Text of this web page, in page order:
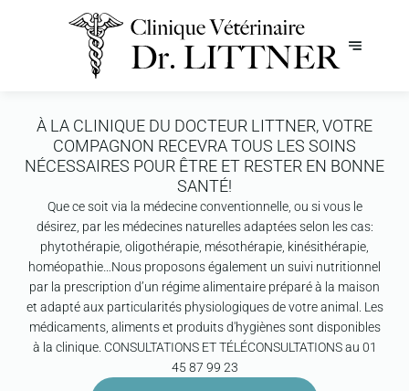
À LA CLINIQUE DU DOCTEUR LITTNER, VOTRE
COMPAGNON RECEVRA TOUS LES SOINS
NÉCESSAIRES POUR ÊTRE ET RESTER EN BONNE
SANTÉ!
Que ce soit via la médecine conventionnelle, ou si vous le
désirez, par les médecines naturelles adaptées selon les cas:
phytothérapie, oligothérapie, mésothérapie, kinésithérapie,
homéopathie…Nous proposons également un suivi nutritionnel
par la prescription d’un régime alimentaire préparé à la maison
et adapté aux particularités physiologiques de votre animal. Les
médicaments, aliments et produits d'hygiènes sont disponibles
à la clinique. CONSULTATIONS ET TÉLÉCONSULTATIONS au 01
45 87 99 23